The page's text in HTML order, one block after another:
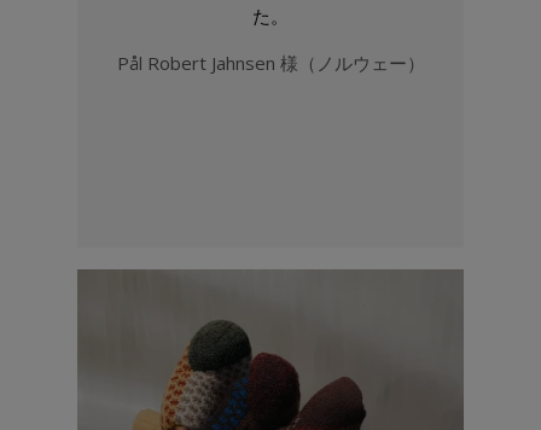
た。
Pål Robert Jahnsen 様（ノルウェー）